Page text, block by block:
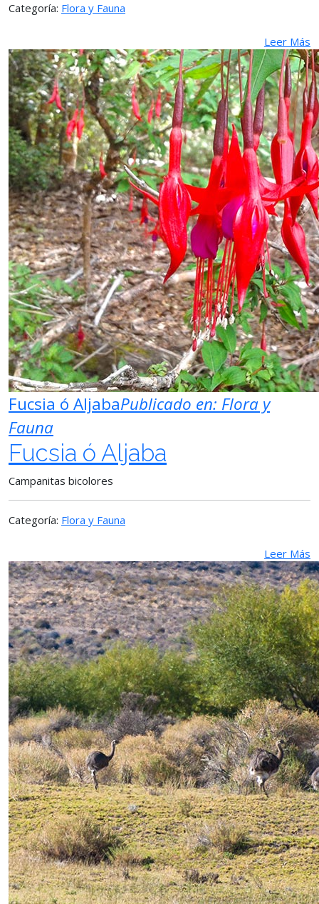
Categoría: Flora y Fauna
Leer Más
Fucsia ó AljabaPublicado en: Flora y
Fauna
Fucsia ó Aljaba
Campanitas bicolores
Categoría: Flora y Fauna
Leer Más